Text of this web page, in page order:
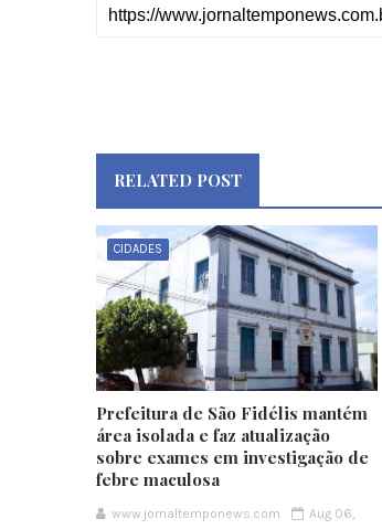
RELATED POST
CIDADES
Prefeitura de São Fidélis mantém
área isolada e faz atualização
sobre exames em investigação de
febre maculosa
www.jornaltemponews.com
Aug 06,